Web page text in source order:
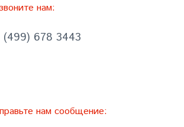
нам:
(499) 678 3443
нам сообщение: